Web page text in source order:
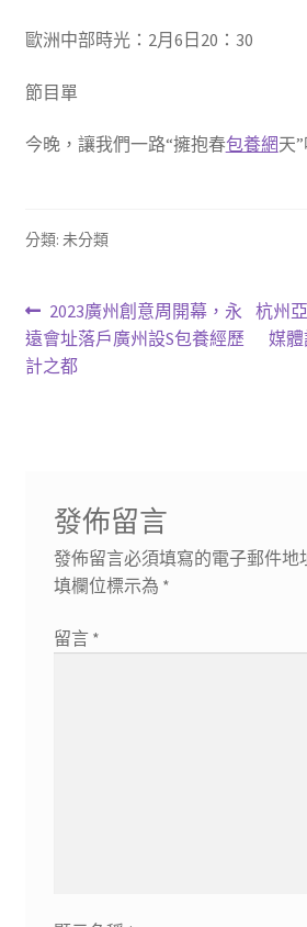
歐洲中部時光：2月6日20：30
節目單
今晚，讓我們一路“擁抱春包養網天”
分類: 未分類
文
章
上
一
篇
2023廣州創意周開幕，永
遠會址落戶廣州設S包養經歷
計之都
下
一
杭州
媒體
發佈留言
發佈留言必須填寫的電子郵件地
填欄位標示為 *
留言 *